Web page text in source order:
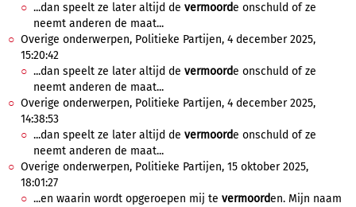
...dan speelt ze later altijd de vermoorde onschuld of ze
neemt anderen de maat...
Overige onderwerpen, Politieke Partijen, 4 december 2025,
15:20:42
...dan speelt ze later altijd de vermoorde onschuld of ze
neemt anderen de maat...
Overige onderwerpen, Politieke Partijen, 4 december 2025,
14:38:53
...dan speelt ze later altijd de vermoorde onschuld of ze
neemt anderen de maat...
Overige onderwerpen, Politieke Partijen, 15 oktober 2025,
18:01:27
...en waarin wordt opgeroepen mij te vermoorden. Mijn naam